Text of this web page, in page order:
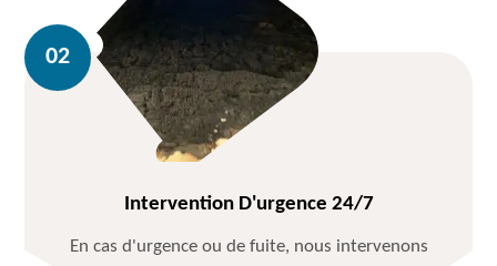
Intervention D'urgence 24/7
En cas d'urgence ou de fuite, nous intervenons